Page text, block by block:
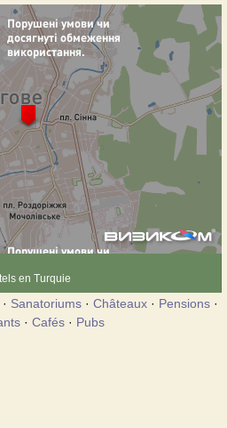
en Turquie
· Sanatoriums · Châteaux · Pensions ·
· Cafés · Pubs